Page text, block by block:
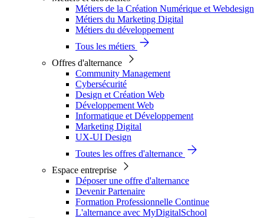
Métiers de la Création Numérique et Webdesign
Métiers du Marketing Digital
Métiers du développement
Tous les métiers
Offres d'alternance
Community Management
Cybersécurité
Design et Création Web
Développement Web
Informatique et Développement
Marketing Digital
UX-UI Design
Toutes les offres d'alternance
Espace entreprise
Déposer une offre d'alternance
Devenir Partenaire
Formation Professionnelle Continue
L'alternance avec MyDigitalSchool